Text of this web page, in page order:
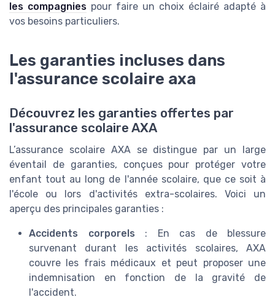
les compagnies pour faire un choix éclairé adapté à
vos besoins particuliers.
Les garanties incluses dans
l'assurance scolaire axa
Découvrez les garanties offertes par
l'assurance scolaire AXA
L’assurance scolaire AXA se distingue par un large
éventail de garanties, conçues pour protéger votre
enfant tout au long de l'année scolaire, que ce soit à
l'école ou lors d'activités extra-scolaires. Voici un
aperçu des principales garanties :
Accidents corporels : En cas de blessure
survenant durant les activités scolaires, AXA
couvre les frais médicaux et peut proposer une
indemnisation en fonction de la gravité de
l'accident.